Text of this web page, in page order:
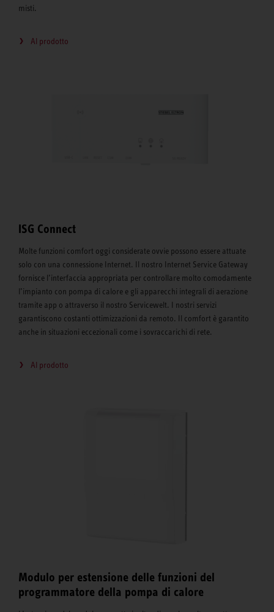
misti.
Al prodotto
ISG Connect
Molte funzioni comfort oggi considerate ovvie possono essere attuate
solo con una connessione Internet. Il nostro Internet Service Gateway
fornisce l’interfaccia appropriata per controllare molto comodamente
l’impianto con pompa di calore e gli apparecchi integrali di aerazione
tramite app o attraverso il nostro Servicewelt. I nostri servizi
garantiscono costanti ottimizzazioni da remoto. Il comfort è garantito
anche in situazioni eccezionali come i sovraccarichi di rete.
Al prodotto
Modulo per estensione delle funzioni del
programmatore della pompa di calore